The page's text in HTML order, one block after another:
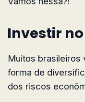
Investir
Muitos brasileiros
forma de
dos riscos